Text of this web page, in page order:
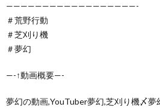
——————————————————-
＃荒野行動
＃芝刈り機
＃夢幻
—-↑動画概要—-
夢幻の動画,YouTuber夢幻,芝刈り機〆夢